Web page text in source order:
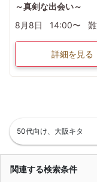
～真剣な出会い～
8月8日
14:00〜
詳細を見る
50代向け、大阪キタ
関連する検索条件